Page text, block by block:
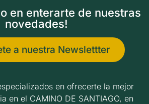
en enterarte de nuestras
novedades!
a nuestra Newslettter
en ofrecerte la mejor
en el CAMINO DE SANTIAGO, en